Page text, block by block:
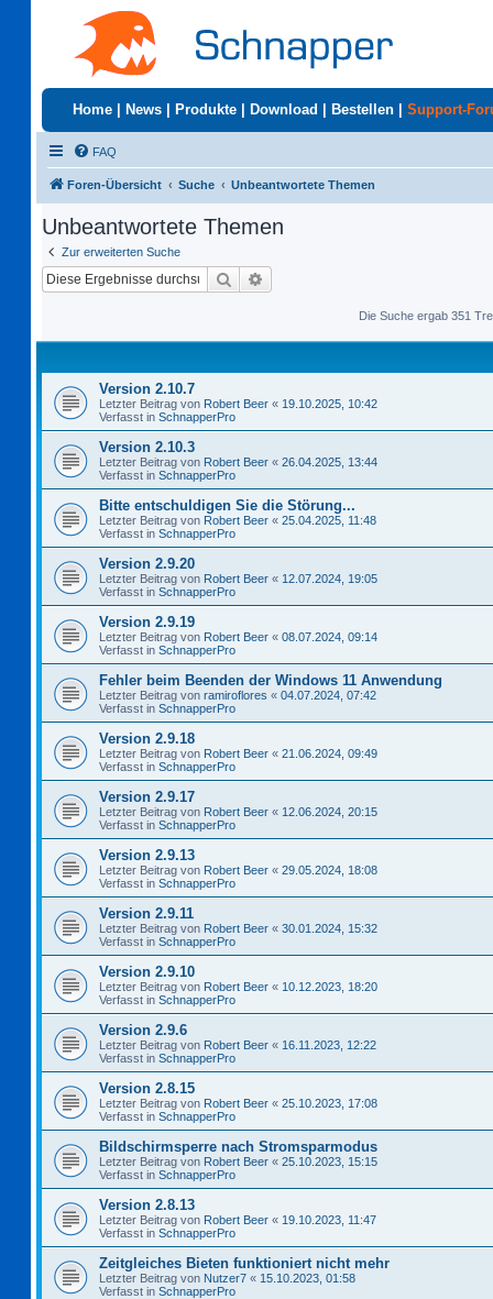
Home News Produkte Download Bestellen Support-
FAQ
Foren-Übersicht Suche Unbeantwortete Themen
Unbeantwortete Themen
Zur erweiterten Suche
Suche
Die Suche ergab 351
Version 2.10.7
Letzter Beitrag von Robert Beer « 19.10.2025, 10:42
Verfasst in SchnapperPro
Version 2.10.3
Letzter Beitrag von Robert Beer « 26.04.2025, 13:44
Verfasst in SchnapperPro
Bitte entschuldigen Sie die Störung...
Letzter Beitrag von Robert Beer « 25.04.2025, 11:48
Verfasst in SchnapperPro
Version 2.9.20
Letzter Beitrag von Robert Beer « 12.07.2024, 19:05
Verfasst in SchnapperPro
Version 2.9.19
Letzter Beitrag von Robert Beer « 08.07.2024, 09:14
Verfasst in SchnapperPro
Fehler beim Beenden der Windows 11 Anwendung
Letzter Beitrag von ramiroflores « 04.07.2024, 07:42
Verfasst in SchnapperPro
Version 2.9.18
Letzter Beitrag von Robert Beer « 21.06.2024, 09:49
Verfasst in SchnapperPro
Version 2.9.17
Letzter Beitrag von Robert Beer « 12.06.2024, 20:15
Verfasst in SchnapperPro
Version 2.9.13
Letzter Beitrag von Robert Beer « 29.05.2024, 18:08
Verfasst in SchnapperPro
Version 2.9.11
Letzter Beitrag von Robert Beer « 30.01.2024, 15:32
Verfasst in SchnapperPro
Version 2.9.10
Letzter Beitrag von Robert Beer « 10.12.2023, 18:20
Verfasst in SchnapperPro
Version 2.9.6
Letzter Beitrag von Robert Beer « 16.11.2023, 12:22
Verfasst in SchnapperPro
Version 2.8.15
Letzter Beitrag von Robert Beer « 25.10.2023, 17:08
Verfasst in SchnapperPro
Bildschirmsperre nach Stromsparmodus
Letzter Beitrag von Robert Beer « 25.10.2023, 15:15
Verfasst in SchnapperPro
Version 2.8.13
Letzter Beitrag von Robert Beer « 19.10.2023, 11:47
Verfasst in SchnapperPro
Zeitgleiches Bieten funktioniert nicht mehr
Letzter Beitrag von Nutzer7 « 15.10.2023, 01:58
Verfasst in SchnapperPro